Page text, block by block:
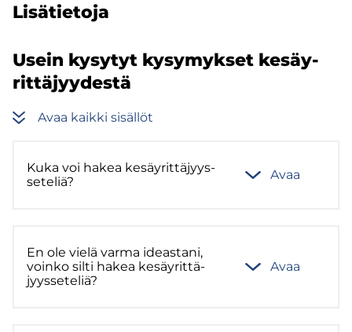
Li­sä­tie­to­ja
Usein ky­sy­tyt ky­sy­myk­set ke­säy­
rit­tä­jyy­des­tä
Avaa kaik­ki si­säl­löt
Kuka voi hakea ke­säy­rit­tä­jyys­
se­te­liä?
Avaa
En ole vielä varma ideas­ta­ni,
voin­ko silti hakea ke­säy­rit­tä­
jyys­se­te­liä?
Avaa